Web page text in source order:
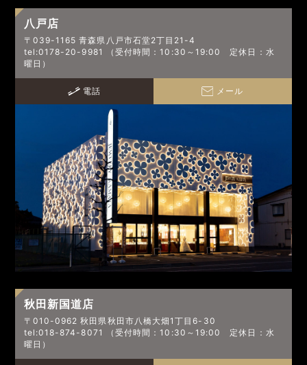
八戸店
〒039-1165 青森県八戸市石堂2丁目21-4
tel:0178-20-9981 （受付時間：10:30～19:00 定休日：水
曜日）
電話 メール
秋田新国道店
〒010-0962 秋田県秋田市八橋大畑1丁目6-30
tel:018-874-8071 （受付時間：10:30～19:00 定休日：水
曜日）